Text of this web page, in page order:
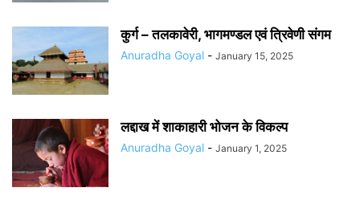
कुर्ग – तलकावेरी, भागमण्डल एवं त्रिवेणी संगम
Anuradha Goyal - January 15, 2025
लद्दाख में शाकाहारी भोजन के विकल्प
Anuradha Goyal - January 1, 2025